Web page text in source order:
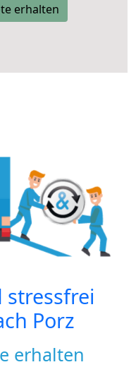
erhalten
stressfrei
Porz
erhalten